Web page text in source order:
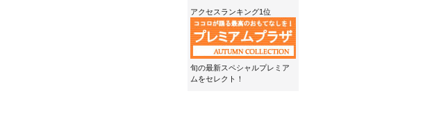
アクセスランキング1位
旬の最新スペシャルプレミア
ムをセレクト！